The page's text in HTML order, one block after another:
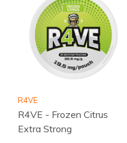
R4VE
R4VE - Frozen Citrus
Extra Strong